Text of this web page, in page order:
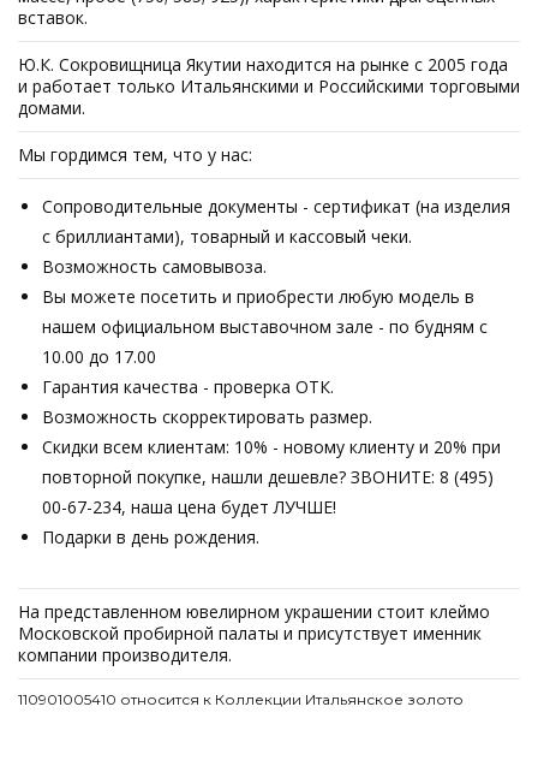
вставок.
Ю.К. Сокровищница Якутии находится на рынке с 2005 года
и работает только Итальянскими и Российскими торговыми
домами.
Мы гордимся тем, что у нас:
Сопроводительные документы - сертификат (на изделия
с бриллиантами), товарный и кассовый чеки.
Возможность самовывоза.
Вы можете посетить и приобрести любую модель в
нашем официальном выставочном зале - по будням с
10.00 до 17.00
Гарантия качества - проверка ОТК.
Возможность скорректировать размер.
Скидки всем клиентам: 10% - новому клиенту и 20% при
повторной покупке, нашли дешевле? ЗВОНИТЕ: 8 (495)
00-67-234, наша цена будет ЛУЧШЕ!
Подарки в день рождения.
На представленном ювелирном украшении стоит клеймо
Московской пробирной палаты и присутствует именник
компании производителя.
110901005410 относится к Коллекции Итальянское золото